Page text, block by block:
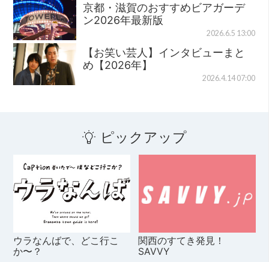
京都・滋賀のおすすめビアガーデ
ン2026年最新版
2026.6.5 13:00
【お笑い芸人】インタビューまと
め【2026年】
2026.4.14 07:00
ピックアップ
ウラなんばで、どこ行こ
か〜？
関西のすてき発見！
SAVVY